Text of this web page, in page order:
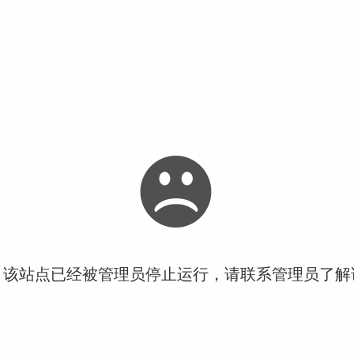
站点已经被管理员停止运行，请联系管理员了